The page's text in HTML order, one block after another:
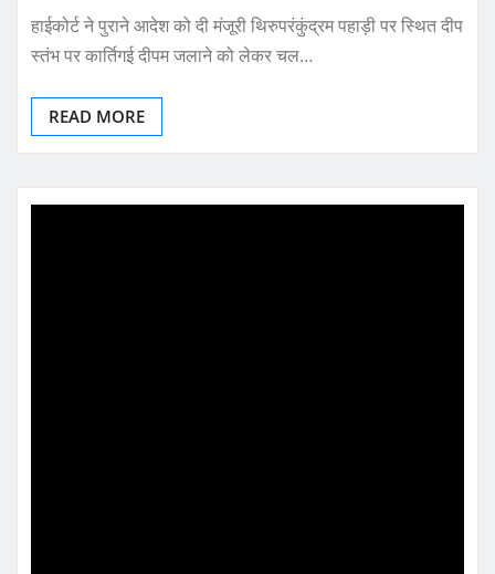
हाईकोर्ट ने पुराने आदेश को दी मंजूरी थिरुपरंकुंद्रम पहाड़ी पर स्थित दीप
स्तंभ पर कार्तिगई दीपम जलाने को लेकर चल…
READ MORE